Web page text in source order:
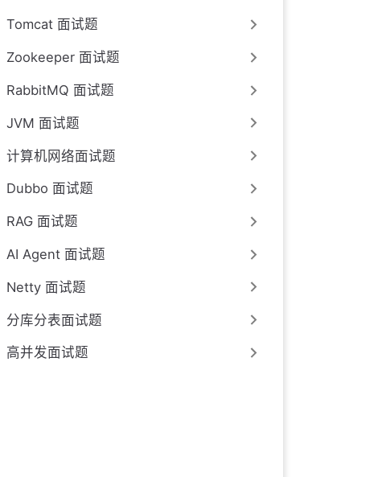
Tomcat 面试题
Zookeeper 面试题
RabbitMQ 面试题
JVM 面试题
计算机网络面试题
Dubbo 面试题
RAG 面试题
AI Agent 面试题
Netty 面试题
分库分表面试题
高并发面试题